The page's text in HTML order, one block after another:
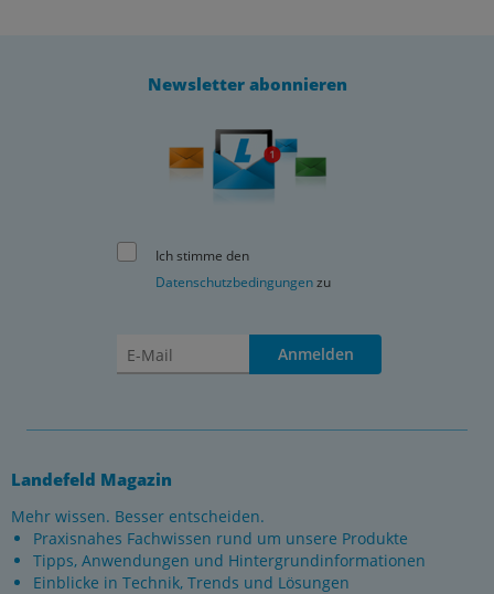
Newsletter abonnieren
Ich stimme den
Datenschutzbedingungenzu
Anmelden
Landefeld Magazin
Mehr wissen. Besser entscheiden.
Praxisnahes Fachwissen rund um unsere Produkte
Tipps, Anwendungen und Hintergrundinformationen
Einblicke in Technik, Trends und Lösungen